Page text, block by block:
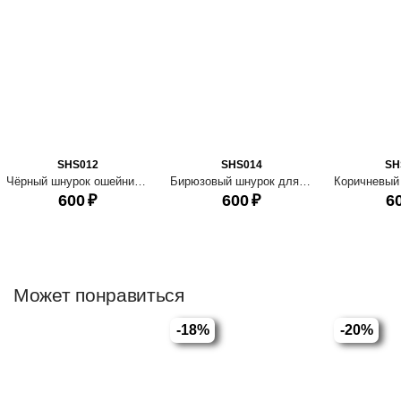
SHS012
600₽
SHS014
600₽
Может понравиться
-18% -20%